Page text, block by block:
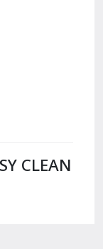
CLEAN